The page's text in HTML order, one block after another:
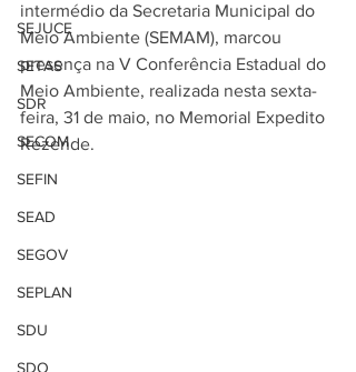
SEJUCE
SETAS
SDR
SECOM
SEFIN
SEAD
SEGOV
SEPLAN
SDU
SDO
intermédio da Secretaria Municipal do
Meio Ambiente (SEMAM), marcou
presença na V Conferência Estadual do
Meio Ambiente, realizada nesta sexta-
feira, 31 de maio, no Memorial Expedito
Rezende.